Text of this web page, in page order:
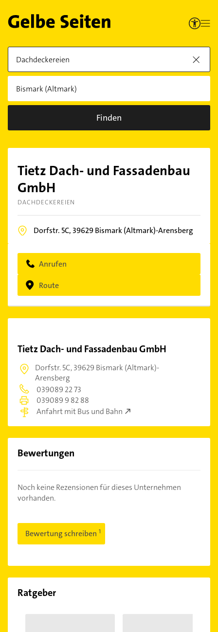
Finden
Tietz Dach- und Fassadenbau
GmbH
DACHDECKEREIEN
Dorfstr. 5C, 39629Bismark (Altmark)-Arensberg
Anrufen
Route
Tietz Dach- und Fassadenbau GmbH
Dorfstr. 5C,39629 Bismark (Altmark)-
Arensberg
039089 22 73
039089 9 82 88
Anfahrt mit Bus und Bahn
Bewertungen
Noch keine Rezensionen für dieses Unternehmen
vorhanden.
Bewertung schreiben
Ratgeber